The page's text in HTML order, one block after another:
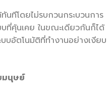
นทีโดยไม่รบกวนกระบวนการ
ที่คุ้นเคย ในขณะเดียวกันก็ได้
บบอัตโนมัติที่ทำงานอย่างเงียบ
มนุษย์